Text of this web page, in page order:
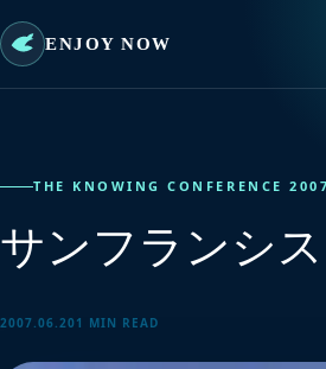
ENJOY NOW
THE KNOWING CONFERENCE 2007
サンフランシス
2007.06.201 MIN READ